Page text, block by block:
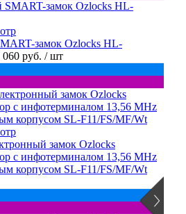
замок Ozlocks HL-
060 руб. / шт
замок Ozlocks
с инфотерминалом 13,56 MHz
корпусом SL-F11/FS/MF/Wt